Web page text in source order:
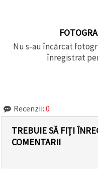
Nu s-au încărcat
înregistrat
Recenzii: 0
TREBUIE SĂ FIȚI
COMENTARII